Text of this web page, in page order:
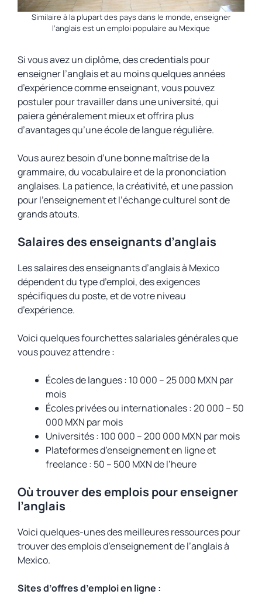
Similaire à la plupart des pays dans le monde, enseigner
l’anglais est un emploi populaire au Mexique
Si vous avez un diplôme, des credentials pour
enseigner l’anglais et au moins quelques années
d’expérience comme enseignant, vous pouvez
postuler pour travailler dans une université, qui
paiera généralement mieux et offrira plus
d’avantages qu’une école de langue régulière.
Vous aurez besoin d’une bonne maîtrise de la
grammaire, du vocabulaire et de la prononciation
anglaises. La patience, la créativité, et une passion
pour l’enseignement et l’échange culturel sont de
grands atouts.
Salaires des enseignants d’anglais
Les salaires des enseignants d’anglais à Mexico
dépendent du type d’emploi, des exigences
spécifiques du poste, et de votre niveau
d’expérience.
Voici quelques fourchettes salariales générales que
vous pouvez attendre :
Écoles de langues : 10 000 – 25 000 MXN par
mois
Écoles privées ou internationales : 20 000 – 50
000 MXN par mois
Universités : 100 000 – 200 000 MXN par mois
Plateformes d’enseignement en ligne et
freelance : 50 – 500 MXN de l’heure
Où trouver des emplois pour enseigner
l’anglais
Voici quelques-unes des meilleures ressources pour
trouver des emplois d’enseignement de l’anglais à
Mexico.
Sites d’offres d’emploi en ligne :